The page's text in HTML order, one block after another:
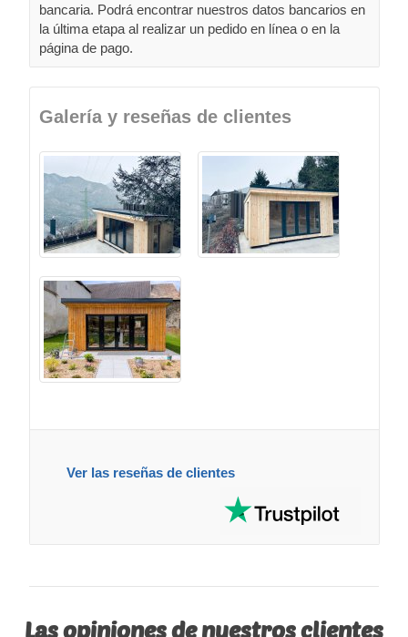
bancaria. Podrá encontrar nuestros datos bancarios en
la última etapa al realizar un pedido en línea o en la
página de pago.
Galería y reseñas de clientes
Ver las reseñas de clientes
Las opiniones de nuestros clientes